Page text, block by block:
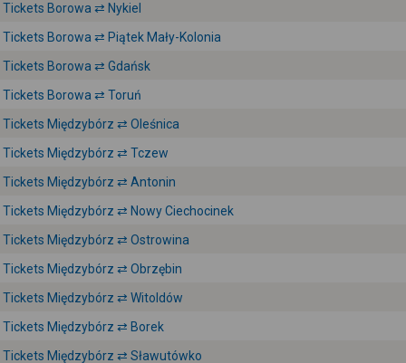
Tickets Borowa ⇄ Nykiel
Tickets Borowa ⇄ Piątek Mały-Kolonia
Tickets Borowa ⇄ Gdańsk
Tickets Borowa ⇄ Toruń
Tickets Międzybórz ⇄ Oleśnica
Tickets Międzybórz ⇄ Tczew
Tickets Międzybórz ⇄ Antonin
Tickets Międzybórz ⇄ Nowy Ciechocinek
Tickets Międzybórz ⇄ Ostrowina
Tickets Międzybórz ⇄ Obrzębin
Tickets Międzybórz ⇄ Witoldów
Tickets Międzybórz ⇄ Borek
Tickets Międzybórz ⇄ Sławutówko